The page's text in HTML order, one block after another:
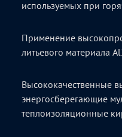
используемых при
Применение
литьевого материала
Высококачественные
энергосберегающие
теплоизоляционные